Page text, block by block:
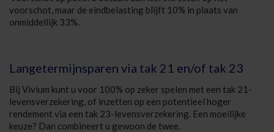
voorschot, maar de eindbelasting blijft 10% in plaats van
onmiddellijk 33%.
Langetermijnsparen via tak 21 en/of tak 23
Bij Vivium kunt u voor 100% op zeker spelen met een tak 21-
levensverzekering, of inzetten op een potentieel hoger
rendement via een tak 23-levensverzekering. Een moeilijke
keuze? Dan combineert u gewoon de twee.